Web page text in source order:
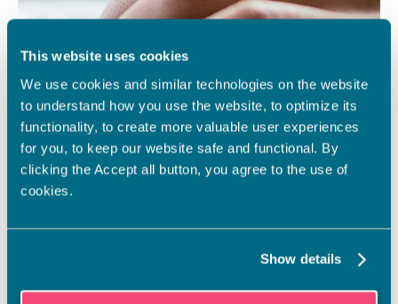
This website uses cookies
We use cookies and similar technologies on the website
to understand how you use the website, to optimize its
functionality, to create more valuable user experiences
for you, to keep our website safe and functional. By
clicking the Accept all button, you agree to the use of
cookies.
Show details